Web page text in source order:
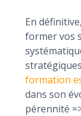
En
former vos
formation
dans son
pérennité